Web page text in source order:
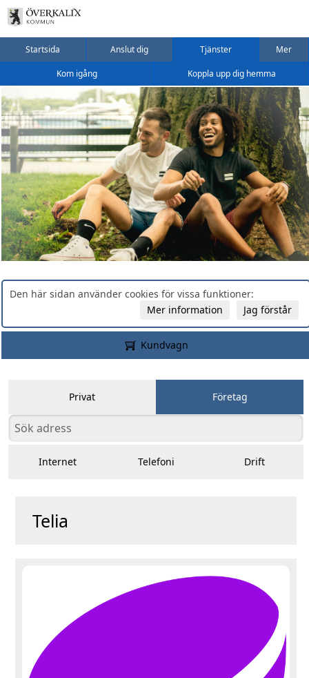
Startsida Anslut dig Tjänster Mer
Kom igång Koppla upp dig hemma
Den här sidan använder cookies för vissa funktioner:
Jag förstår
Mer information
Kundvagn
Privat Företag
Internet Telefoni Drift
Telia